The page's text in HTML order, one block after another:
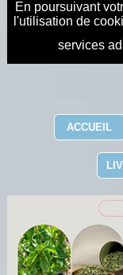
En poursuivant
l'utilisation de
services
ACCUEIL